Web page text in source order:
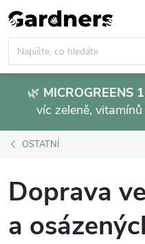
Přejít
na
obsah
🌿 MICROGREENS
víc zeleně,
OSTATNÍ
Doprava
a